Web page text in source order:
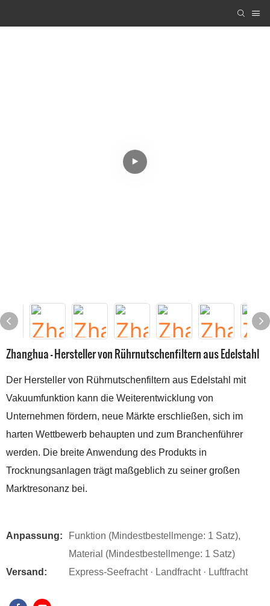
Zhanghua – Hersteller von Rührnutschenfiltern aus Edelstahl
Der Hersteller von Rührnutschenfiltern aus Edelstahl mit
Vakuumfunktion kann die Weiterentwicklung von
Unternehmen fördern, neue Märkte erschließen, sich im
harten Wettbewerb behaupten und zum Branchenführer
werden. Die breite Anwendung des Produkts in
Trocknungsanlagen trägt maßgeblich zu seiner großen
Marktresonanz bei.
Anpassung:
Funktion (Mindestbestellmenge: 1 Satz),
Material (Mindestbestellmenge: 1 Satz)
Versand:
Express-Seefracht · Landfracht · Luftfracht